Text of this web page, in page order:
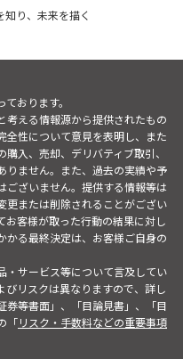
り、未来を描く
おります。
考える情報源から提供されたもの
全性について意見を表明し、また
入、売却、デリバティブ取引、
りません。また、過去の実績や予
ございません。提供する情報等は
更または削除されることがござい
お客様が取った行動の結果に対し
かる最終決定は、お客様ご自身の
・サービス等について言及してい
びリスクは異なりますので、詳し
券等書面」、「目論見書」、「目
「リスク・手数料などの重要事項